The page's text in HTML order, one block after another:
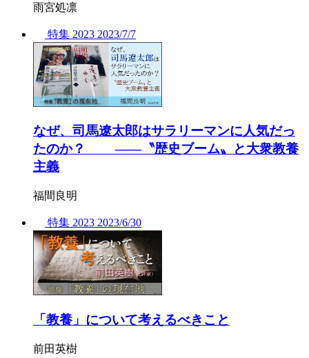
雨宮処凛
特集 2023 2023/7/7
なぜ、司馬遼太郎はサラリーマンに人気だっ
たのか？ ――〝歴史ブーム〟と大衆教養
主義
福間良明
特集 2023 2023/6/30
「教養」について考えるべきこと
前田英樹